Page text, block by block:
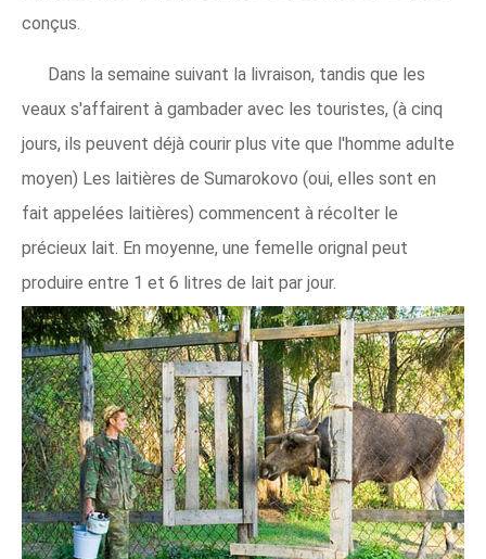
conçus.
Dans la semaine suivant la livraison, tandis que les
veaux s'affairent à gambader avec les touristes, (à cinq
jours, ils peuvent déjà courir plus vite que l'homme adulte
moyen) Les laitières de Sumarokovo (oui, elles sont en
fait appelées laitières) commencent à récolter le
précieux lait. En moyenne, une femelle orignal peut
produire entre 1 et 6 litres de lait par jour.